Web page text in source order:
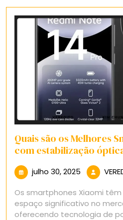
Quais são os Melhores
com estabilização
julho 30, 2025 julho
30,
2025
Os smartphones Xiaomi
espaço significativo no
oferecendo tecnologia de